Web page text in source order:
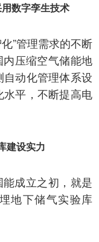
数字孪生技术
”管理需求的不断
压缩空气储能地
动化管理体系设
水平，不断提高电
建设实力
成立之初，就是
地下储气实验库